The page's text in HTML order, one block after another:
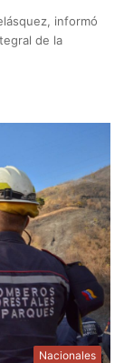
informó
de la
Nacionales